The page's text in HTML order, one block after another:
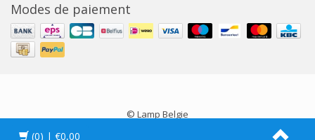
Modes de paiement
© Lamp Belgie
(0) | €0,00